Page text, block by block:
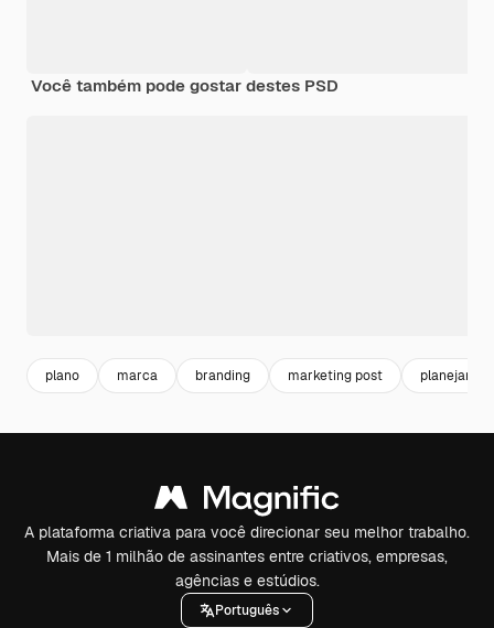
Você também pode gostar destes PSD
plano marca branding marketing post planejar
A plataforma criativa para você direcionar seu melhor trabalho.
Mais de 1 milhão de assinantes entre criativos, empresas,
agências e estúdios.
Português